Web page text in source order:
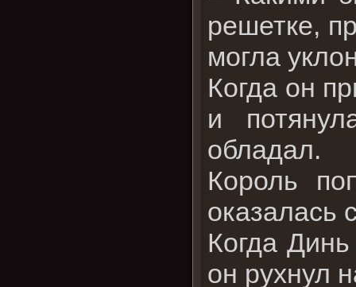
решетке,
могла
Когда он
и
обладал.
Король
оказалась
Когда
он рухнул